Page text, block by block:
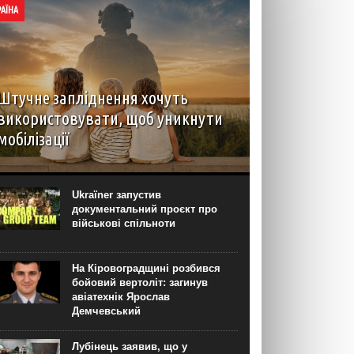
запліднення хочуть
щоб уникнути
початку повномасштабного вторгнення в
з’явилися прицільні запити на ЕКЗ
ембріонами. Попит на процедуру може
пов’язаний із нормою закону про відстрочку
батьків, що мають троє...
Ukraїner запустив
документальний проєкт про
військові спільноти
На Кіровоградщині розбився
бойовий вертоліт: загинув
авіатехнік Ярослав
Демчевський
Лубінець заявив, що у